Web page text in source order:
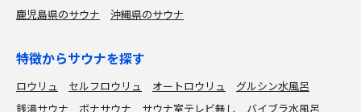
鹿児島県のサウナ
沖縄県のサウナ
特徴からサウナを探す
ロウリュ セルフロウリュ オートロウリュ
グルシン水風呂
銭湯サウナ
ボナサウナ サウナ室テレビ無し
バイブラ水風呂